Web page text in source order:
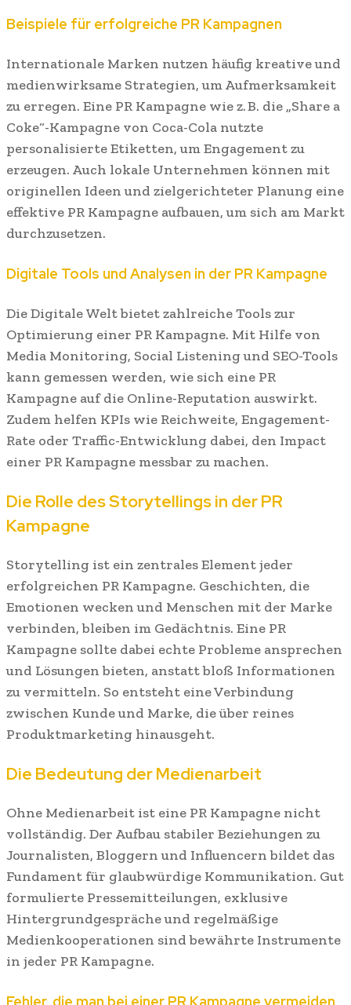
Beispiele für erfolgreiche PR Kampagnen
Internationale Marken nutzen häufig kreative und
medienwirksame Strategien, um Aufmerksamkeit
zu erregen. Eine PR Kampagne wie z. B. die „Share a
Coke“-Kampagne von Coca-Cola nutzte
personalisierte Etiketten, um Engagement zu
erzeugen. Auch lokale Unternehmen können mit
originellen Ideen und zielgerichteter Planung eine
effektive PR Kampagne aufbauen, um sich am Markt
durchzusetzen.
Digitale Tools und Analysen in der PR Kampagne
Die Digitale Welt bietet zahlreiche Tools zur
Optimierung einer PR Kampagne. Mit Hilfe von
Media Monitoring, Social Listening und SEO-Tools
kann gemessen werden, wie sich eine PR
Kampagne auf die Online-Reputation auswirkt.
Zudem helfen KPIs wie Reichweite, Engagement-
Rate oder Traffic-Entwicklung dabei, den Impact
einer PR Kampagne messbar zu machen.
Die Rolle des Storytellings in der PR
Kampagne
Storytelling ist ein zentrales Element jeder
erfolgreichen PR Kampagne. Geschichten, die
Emotionen wecken und Menschen mit der Marke
verbinden, bleiben im Gedächtnis. Eine PR
Kampagne sollte dabei echte Probleme ansprechen
und Lösungen bieten, anstatt bloß Informationen
zu vermitteln. So entsteht eine Verbindung
zwischen Kunde und Marke, die über reines
Produktmarketing hinausgeht.
Die Bedeutung der Medienarbeit
Ohne Medienarbeit ist eine PR Kampagne nicht
vollständig. Der Aufbau stabiler Beziehungen zu
Journalisten, Bloggern und Influencern bildet das
Fundament für glaubwürdige Kommunikation. Gut
formulierte Pressemitteilungen, exklusive
Hintergrundgespräche und regelmäßige
Medienkooperationen sind bewährte Instrumente
in jeder PR Kampagne.